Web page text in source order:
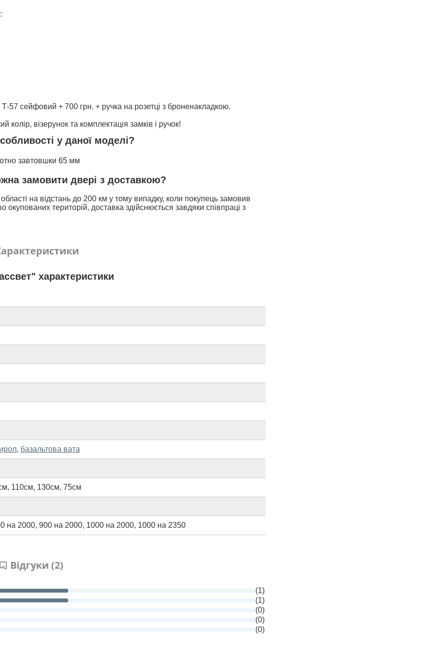
57 сейфовий + 700 грн. + ручка на розетці з броненакладкою.
колір, візерунок та комплектація замків і ручок!
у даної моделі?
завтовшки 65 мм
замовити двері з доставкою?
на відстань до 200 км у тому випадку, коли покупець замовив
територій, доставка здійснюється завдяки співпраці з
характеристики
, базальтова вата
, 110см, 130см, 75см
на 2000, 900 на 2000, 1000 на 2000, 1000 на 2350
Відгуки (2)
(1)
(1)
(0)
(0)
(0)